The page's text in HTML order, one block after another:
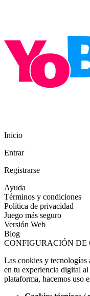
Inicio
Entrar
Registrarse
Ayuda
Términos y condiciones
Política de privacidad
Juego más seguro
Versión Web
Blog
CONFIGURACIÓN DE
Las cookies y tecnologías
en tu experiencia digital
plataforma, hacemos uso